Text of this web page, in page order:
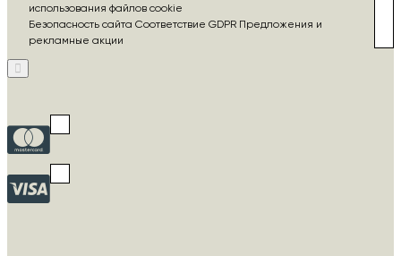
использования файлов cookie
Безопасность сайта Соответствие GDPR Предложения и
рекламные акции